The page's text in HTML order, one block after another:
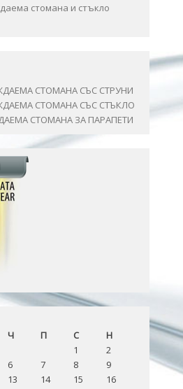
стомана и стъкло
СТОМАНА СЪС СТРУНИ
СТОМАНА СЪС СТЪКЛО
СТОМАНА ЗА ПАРАПЕТИ
Ч П С
Н
1
2
6 7 8
9
13 14 15
16